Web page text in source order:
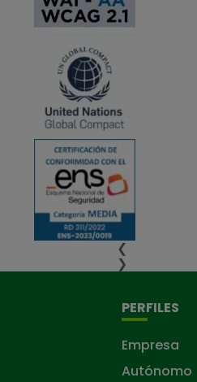
❮
❯
PERFILES
Empresa
Autónomo